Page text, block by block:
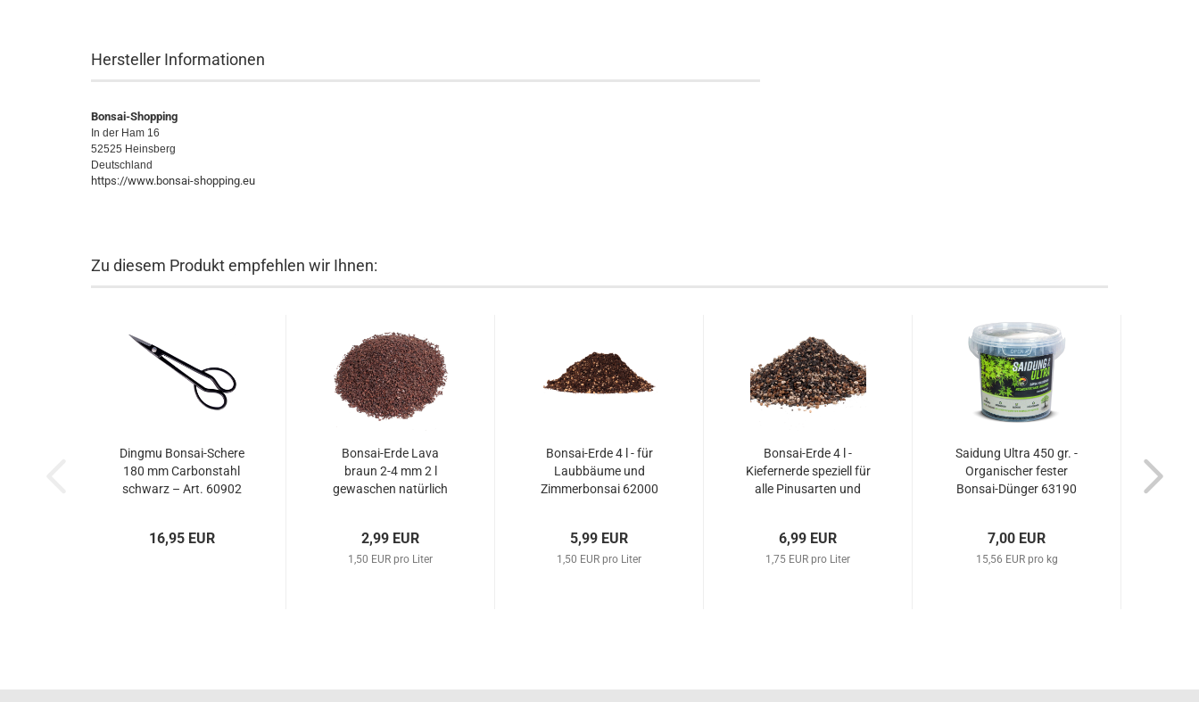
Hersteller Informationen
Bonsai-Shopping
In der Ham 16
52525 Heinsberg
Deutschland
https://www.bonsai-shopping.eu
Zu diesem Produkt empfehlen wir Ihnen:
Dingmu Bonsai-Schere
180 mm Carbonstahl
schwarz – Art. 60902
16,95 EUR
Bonsai-Erde Lava
braun 2-4 mm 2 l
gewaschen natürlich
2,99 EUR
1,50 EUR pro Liter
Bonsai-Erde 4 l - für
Laubbäume und
Zimmerbonsai 62000
5,99 EUR
1,50 EUR pro Liter
Bonsai-Erde 4 l -
Kiefernerde speziell für
alle Pinusarten und
6,99 EUR
1,75 EUR pro Liter
Saidung Ultra 450 gr. -
Organischer fester
Bonsai-Dünger 63190
7,00 EUR
15,56 EUR pro kg